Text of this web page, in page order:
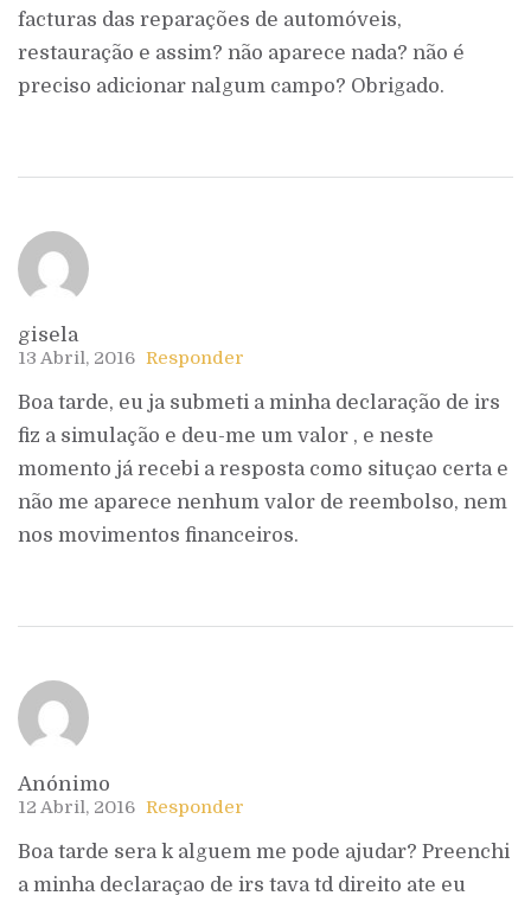
facturas das reparações de automóveis,
restauração e assim? não aparece nada? não é
preciso adicionar nalgum campo? Obrigado.
gisela
13 Abril, 2016 Responder
Boa tarde, eu ja submeti a minha declaração de irs
fiz a simulação e deu-me um valor , e neste
momento já recebi a resposta como situçao certa e
não me aparece nenhum valor de reembolso, nem
nos movimentos financeiros.
Anónimo
12 Abril, 2016 Responder
Boa tarde sera k alguem me pode ajudar? Preenchi
a minha declaraçao de irs tava td direito ate eu